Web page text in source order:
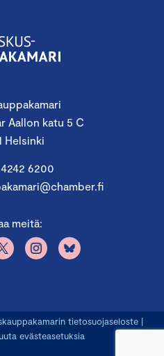
Aallon katu 5 C
Helsinki
6200
meitä:
tietosuojaseloste |
evästeasetuksia